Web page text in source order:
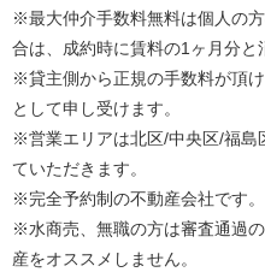
※最大仲介手数料無料は個人の
合は、成約時に賃料の1ヶ月分と
※貸主側から正規の手数料が頂
として申し受けます。
※営業エリアは北区/中央区/福島
ていただきます。
※完全予約制の不動産会社です。
※水商売、無職の方は審査通過
産をオススメしません。